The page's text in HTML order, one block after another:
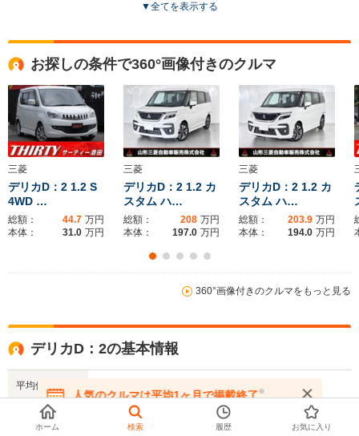
サイズ
(全長x全幅x全高)
燃費
排気量
駆動方式
1.49m～1.51m
全幅
1.67m
全長
3.71m～3.86m
ホイールベース
-m
└郊外:20.3km/L
└高速道路:22.1km/L
999～1192cc
5ドア
全高
1.75m
全幅
1.65m
全長
3.79m～3.81m
ホイールベース
-m
17.8～22.3km/L
└市街地:14.0～
1197～1242cc
FF、4WD
3.7m
ホイー
16.8～
└市街地
996cc
FF、4WD
▼全てを表示する
お探しの条件で360°画像付きのクルマ
三菱
デリカD：2 1.2 S
4WD …
総額： 44.7 万円
本体：
31.0 万円
三菱
デリカD：2 1.2 カ
スタム ハ…
総額： 208 万円
本体：
197.0 万円
三菱
デリカD：2 1.2 カ
スタム ハ…
総額： 203.9 万円
本体：
194.0 万円
360°画像付きのクルマをもっと見る
デリカD：2の基本情報
平均価格
WLTCモード
18.4～22km/L
人気のクルマは平均1ヶ月で掲載終了※
在庫が無くなる前にお問い合わせください
ホーム 検索 履歴 お気に入り